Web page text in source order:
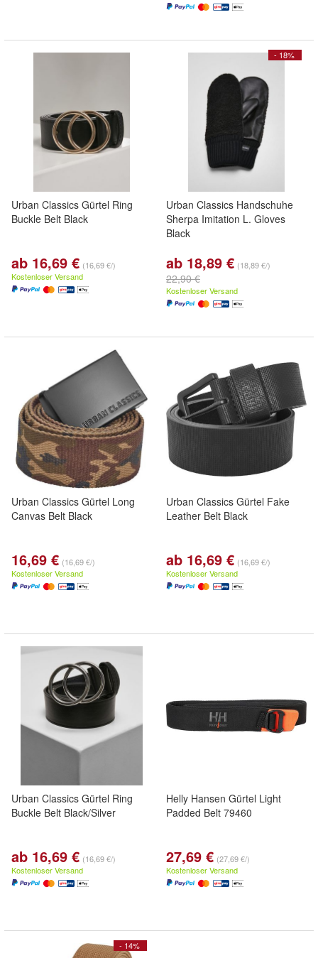
Urban Classics Gürtel Ring
Buckle Belt Black
ab 16,69 € (16,69 €/)
Kostenloser Versand
- 18%
Urban Classics Handschuhe
Sherpa Imitation L. Gloves
Black
ab 18,89 € (18,89 €/)
22,90 €
Kostenloser Versand
Urban Classics Gürtel Long
Canvas Belt Black
16,69 € (16,69 €/)
Kostenloser Versand
Urban Classics Gürtel Fake
Leather Belt Black
ab 16,69 € (16,69 €/)
Kostenloser Versand
Urban Classics Gürtel Ring
Buckle Belt Black/Silver
ab 16,69 € (16,69 €/)
Kostenloser Versand
Helly Hansen Gürtel Light
Padded Belt 79460
27,69 € (27,69 €/)
Kostenloser Versand
- 14%